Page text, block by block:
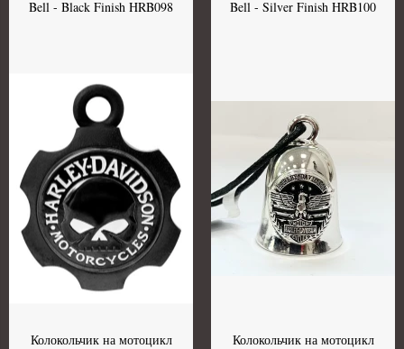
Bell - Black Finish HRB098 Bell - Silver Finish HRB100
Колокольчик на мотоцикл
Колокольчик на мотоцикл